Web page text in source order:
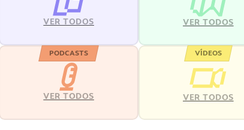
VER TODOS VER TODOS
PODCASTS
VER TODOS
VÍDEOS
VER TODOS